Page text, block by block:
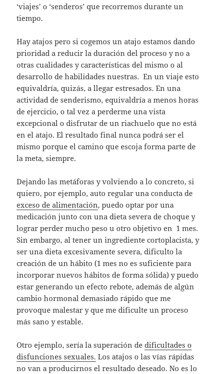
‘viajes’ o ‘senderos’ que recorremos durante un
tiempo.
Hay atajos pero si cogemos un atajo estamos dando
prioridad a reducir la duración del proceso y no a
otras cualidades y características del mismo o al
desarrollo de habilidades nuestras. En un viaje esto
equivaldría, quizás, a llegar estresados. En una
actividad de senderismo, equivaldría a menos horas
de ejercicio, o tal vez a perderme una vista
excepcional o disfrutar de un riachuelo que no está
en el atajo. El resultado final nunca podrá ser el
mismo porque el camino que escoja forma parte de
la meta, siempre.
Dejando las metáforas y volviendo a lo concreto, si
quiero, por ejemplo, auto regular una conducta de
exceso de alimentación, puedo optar por una
medicación junto con una dieta severa de choque y
lograr perder mucho peso u otro objetivo en 1 mes.
Sin embargo, al tener un ingrediente cortoplacista, y
ser una dieta excesivamente severa, dificulto la
creación de un hábito (1 mes no es suficiente para
incorporar nuevos hábitos de forma sólida) y puedo
estar generando un efecto rebote, además de algún
cambio hormonal demasiado rápido que me
provoque malestar y que me dificulte un proceso
más sano y estable.
Otro ejemplo, sería la superación dedificultades o
disfunciones sexuales. Los atajos o las vías rápidas
no van a producirnos el resultado deseado. No es lo